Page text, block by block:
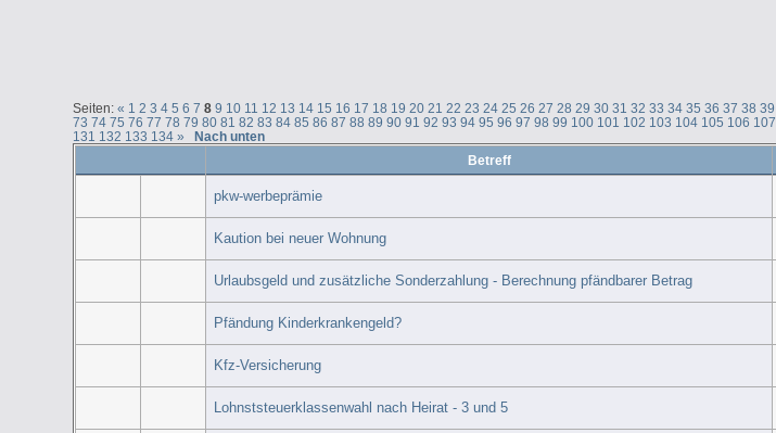
Seiten:« 1 2 3 4 5 6 7 8 9 10 11 12 13 14 15 16 17 18 19 20 21 22 23 24 25 26 27 28 29 30 31 32 33 34 35 36 37 38 39
73 74 75 76 77 78 79 80 81 82 83 84 85 86 87 88 89 90 91 92 93 94 95 96 97 98 99 100 101 102 103 104 105 106 107
131 132 133 134 »
Nach unten
Betreff
pkw-werbeprämie
Kaution bei neuer Wohnung
Urlaubsgeld und zusätzliche Sonderzahlung - Berechnung pfändbarer Betrag
Pfändung Kinderkrankengeld?
Kfz-Versicherung
Lohnststeuerklassenwahl nach Heirat - 3 und 5